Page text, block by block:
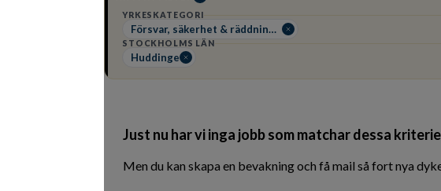
YRKESKATEGORI
Försvar, säkerhet & räddningstjänst
STOCKHOLMS LÄN
Huddinge
Just nu har vi inga jobb som matchar dessa
Men du kan skapa en bevakning och få mail så fort nya